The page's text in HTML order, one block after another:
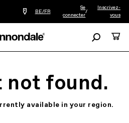
Trouver
le
plus
BE/FR
Se
connecter
/
Inscrivez-
vous
Recherche
not found.
available in your region.